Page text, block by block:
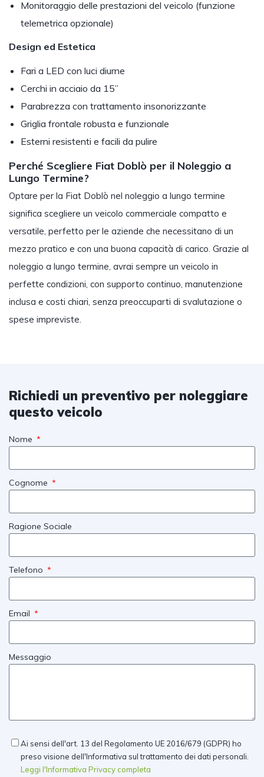
Monitoraggio delle prestazioni del veicolo (funzione
telemetrica opzionale)
Design ed Estetica
Fari a LED con luci diurne
Cerchi in acciaio da 15”
Parabrezza con trattamento insonorizzante
Griglia frontale robusta e funzionale
Esterni resistenti e facili da pulire
Perché Scegliere Fiat Doblò per il Noleggio a
Lungo Termine?
Optare per la Fiat Doblò nel noleggio a lungo termine
significa scegliere un veicolo commerciale compatto e
versatile, perfetto per le aziende che necessitano di un
mezzo pratico e con una buona capacità di carico. Grazie al
noleggio a lungo termine, avrai sempre un veicolo in
perfette condizioni, con supporto continuo, manutenzione
inclusa e costi chiari, senza preoccuparti di svalutazione o
spese impreviste.
Richiedi un preventivo per noleggiare
questo veicolo
Nome
Cognome
Ragione Sociale
Telefono
Email
Messaggio
Ai sensi dell'art. 13 del Regolamento UE 2016/679 (GDPR) ho
preso visione dell'Informativa sul trattamento dei dati personali.
Leggi l'Informativa Privacy completa